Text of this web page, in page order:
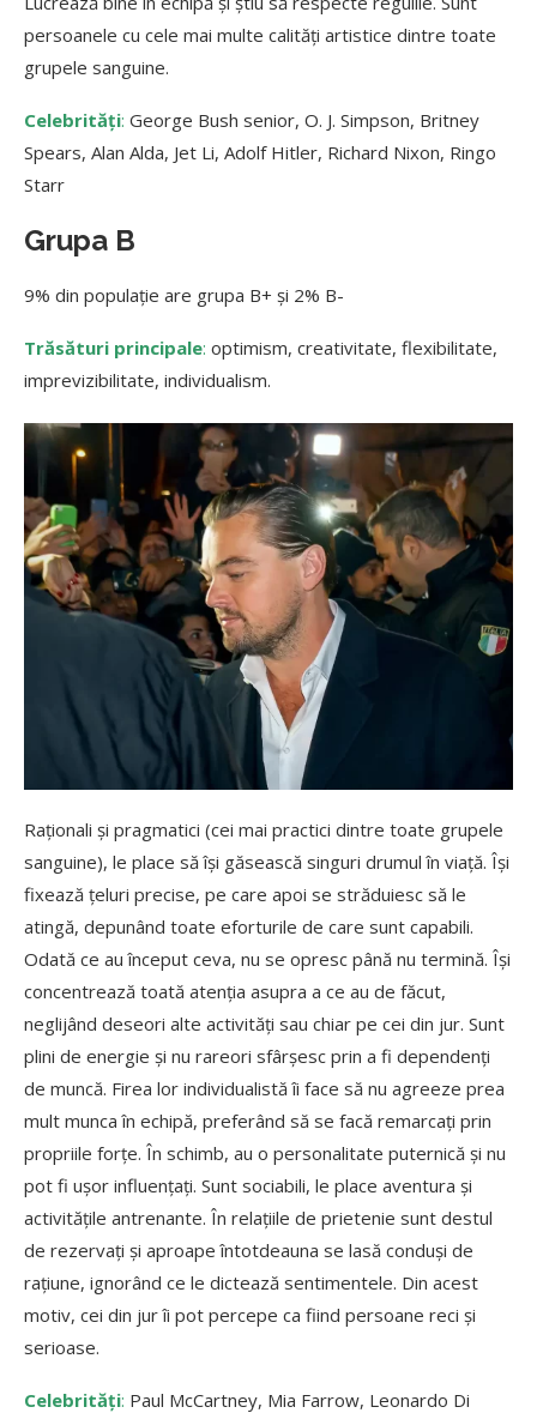
persoanele cu cele mai multe calități artistice dintre toate
grupele sanguine.
Celebrități: George Bush senior, O. J. Simpson, Britney
Spears, Alan Alda, Jet Li, Adolf Hitler, Richard Nixon, Ringo
Starr
Grupa B
9% din populație are grupa B+ și 2% B-
Trăsături principale: optimism, creativitate, flexibilitate,
imprevizibilitate, individualism.
Raționali și pragmatici (cei mai practici dintre toate grupele
sanguine), le place să își găsească singuri drumul în viață. Își
fixează țeluri precise, pe care apoi se străduiesc să le
atingă, depunând toate eforturile de care sunt capabili.
Odată ce au început ceva, nu se opresc până nu termină. Își
concentrează toată atenția asupra a ce au de făcut,
neglijând deseori alte activități sau chiar pe cei din jur. Sunt
plini de energie și nu rareori sfârșesc prin a fi dependenți
de muncă. Firea lor individualistă îi face să nu agreeze prea
mult munca în echipă, preferând să se facă remarcați prin
propriile forțe. În schimb, au o personalitate puternică și nu
pot fi ușor influențați. Sunt sociabili, le place aventura și
activitățile antrenante. În relațiile de prietenie sunt destul
de rezervați și aproape întotdeauna se lasă conduși de
rațiune, ignorând ce le dictează sentimentele. Din acest
motiv, cei din jur îi pot percepe ca fiind persoane reci și
serioase.
Celebrități: Paul McCartney, Mia Farrow, Leonardo Di